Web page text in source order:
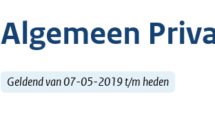
Algemeen
Geldend van 07-05-2019 t/m heden